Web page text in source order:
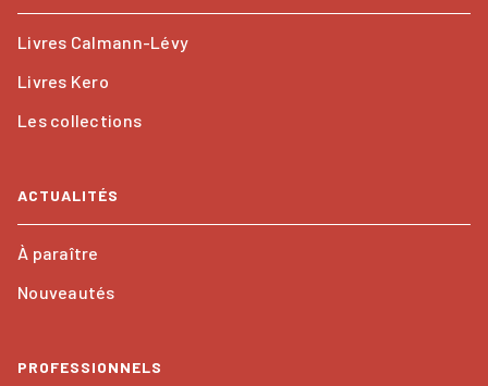
Livres Calmann-Lévy
Livres Kero
Les collections
ACTUALITÉS
À paraître
Nouveautés
PROFESSIONNELS